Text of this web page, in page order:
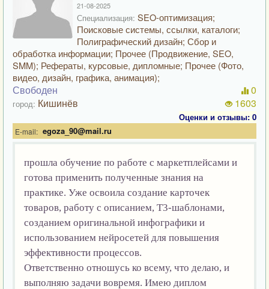
21-08-2025
Специализация: SEO-оптимизация;
Поисковые системы, ссылки, каталоги;
Полиграфический дизайн; Сбор и
обработка информации; Прочее (Продвижение, SEO,
SMM); Рефераты, курсовые, дипломные; Прочее (Фото,
видео, дизайн, графика, анимация);
Свободен
город: Кишинёв
0
1603
Оценки и отзывы: 0
E-mail: egoza_90@mail.ru
прошла обучение по работе с маркетплейсами и
готова применить полученные знания на
практике. Уже освоила создание карточек
товаров, работу с описанием, T3-шаблонами,
созданием оригинальной инфографики и
использованием нейросетей для повышения
эффективности процессов.
Ответственно отношусь ко всему, что делаю, и
выполняю задачи вовремя. Имею диплом